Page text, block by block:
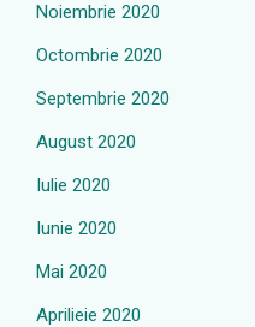
Noiembrie 2020
Octombrie 2020
Septembrie 2020
August 2020
Iulie 2020
Iunie 2020
Mai 2020
Aprilieie 2020